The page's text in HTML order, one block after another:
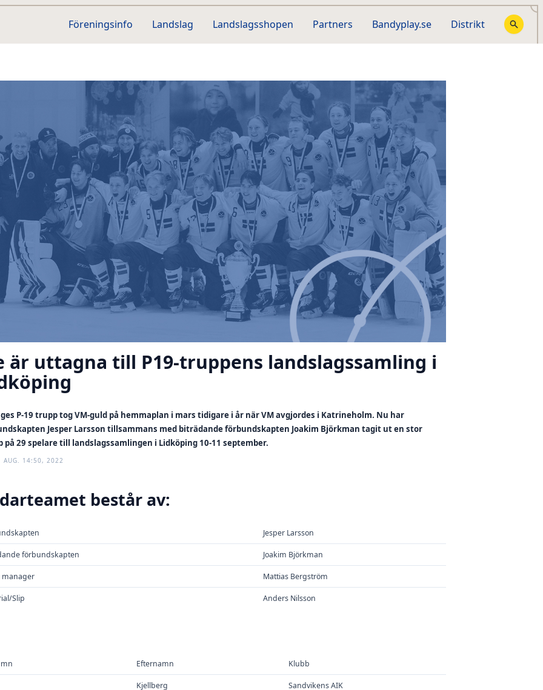
Föreningsinfo Landslag Landslagsshopen Partners Bandyplay.se Distrikt
är uttagna till P19-truppens landslagssamling i
P-19 trupp tog VM-guld på hemmaplan i mars tidigare i år när VM avgjordes i Katrineholm. Nu har
Jesper Larsson tillsammans med biträdande förbundskapten Joakim Björkman tagit ut en stor
på 29 spelare till landslagssamlingen i Lidköping 10-11 september.
AUG. 14:50, 2022
består av:
Jesper Larsson
förbundskapten Joakim Björkman
manager Mattias Bergström
Slip Anders Nilsson
Efternamn Klubb
Kjellberg Sandvikens AIK